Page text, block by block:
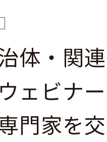
治体・関
ェビナ
門家を